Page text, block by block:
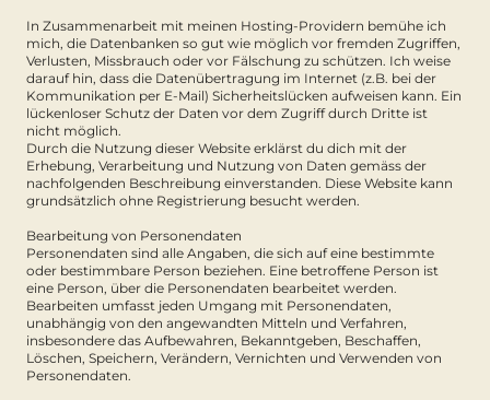
In Zusammenarbeit mit meinen Hosting-Providern bemühe ich
mich, die Datenbanken so gut wie möglich vor fremden Zugriffen,
Verlusten, Missbrauch oder vor Fälschung zu schützen. Ich weise
darauf hin, dass die Datenübertragung im Internet (z.B. bei der
Kommunikation per E-Mail) Sicherheitslücken aufweisen kann. Ein
lückenloser Schutz der Daten vor dem Zugriff durch Dritte ist
nicht möglich.
Durch die Nutzung dieser Website erklärst du dich mit der
Erhebung, Verarbeitung und Nutzung von Daten gemäss der
nachfolgenden Beschreibung einverstanden. Diese Website kann
grundsätzlich ohne Registrierung besucht werden.
Bearbeitung von Personendaten
Personendaten sind alle Angaben, die sich auf eine bestimmte
oder bestimmbare Person beziehen. Eine betroffene Person ist
eine Person, über die Personendaten bearbeitet werden.
Bearbeiten umfasst jeden Umgang mit Personendaten,
unabhängig von den angewandten Mitteln und Verfahren,
insbesondere das Aufbewahren, Bekanntgeben, Beschaffen,
Löschen, Speichern, Verändern, Vernichten und Verwenden von
Personendaten.